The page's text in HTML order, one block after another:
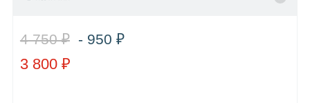
4 750 ₽ - 950 ₽
3 800 ₽